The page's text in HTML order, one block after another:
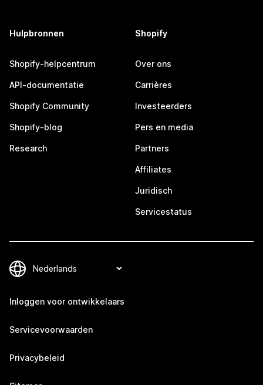
Hulpbronnen
Shopify-helpcentrum
API-documentatie
Shopify Community
Shopify-blog
Research
Shopify
Over ons
Carrières
Investeerders
Pers en media
Partners
Affiliates
Juridisch
Servicestatus
Inloggen voor ontwikkelaars
Servicevoorwaarden
Privacybeleid